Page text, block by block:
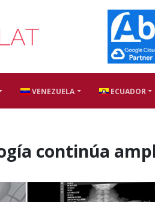
VENEZUELA ECUADOR
continúa